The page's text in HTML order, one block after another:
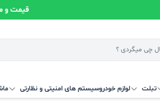
قیمت و
تبلت لوازم خودروسیستم‌ های امنیتی و نظارتی